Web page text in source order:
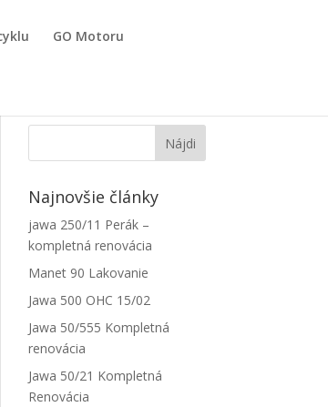
GO Motoru
Najnovšie články
jawa 250/11 Perák –
kompletná renovácia
Manet 90 Lakovanie
Jawa 500 OHC 15/02
Jawa 50/555 Kompletná
renovácia
Jawa 50/21 Kompletná
Renovácia